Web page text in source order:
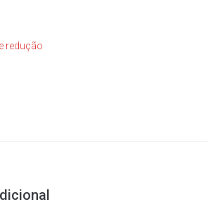
redução